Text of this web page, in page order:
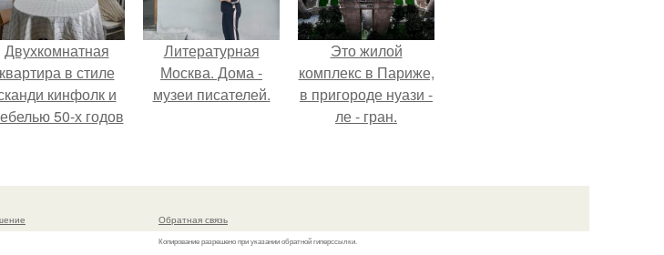
Двухкомнатная
квартира в стиле
кинфолк и
50-х годов
Литературная
Москва. Дома -
музеи писателей.
Это жилой
комплекс в Париже,
в пригороде нуази -
ле - гран.
Обратная связь
Копирование разрешено при указании обратной гиперссылки.